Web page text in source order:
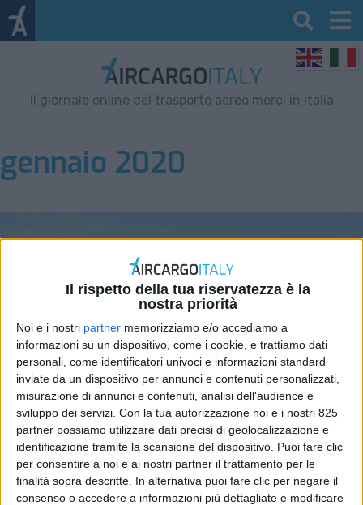
Il rispetto della tua riservatezza è la
nostra priorità
Noi e i nostri partner memorizziamo e/o accediamo a
informazioni su un dispositivo, come i cookie, e trattiamo dati
personali, come identificatori univoci e informazioni standard
inviate da un dispositivo per annunci e contenuti personalizzati,
misurazione di annunci e contenuti, analisi dell'audience e
sviluppo dei servizi. Con la tua autorizzazione noi e i nostri 825
partner possiamo utilizzare dati precisi di geolocalizzazione e
identificazione tramite la scansione del dispositivo. Puoi fare clic
per consentire a noi e ai nostri partner il trattamento per le
finalità sopra descritte. In alternativa puoi fare clic per negare il
consenso o accedere a informazioni più dettagliate e modificare
Il giornale online del trasporto aereo merci in Italia
gennaio 2020